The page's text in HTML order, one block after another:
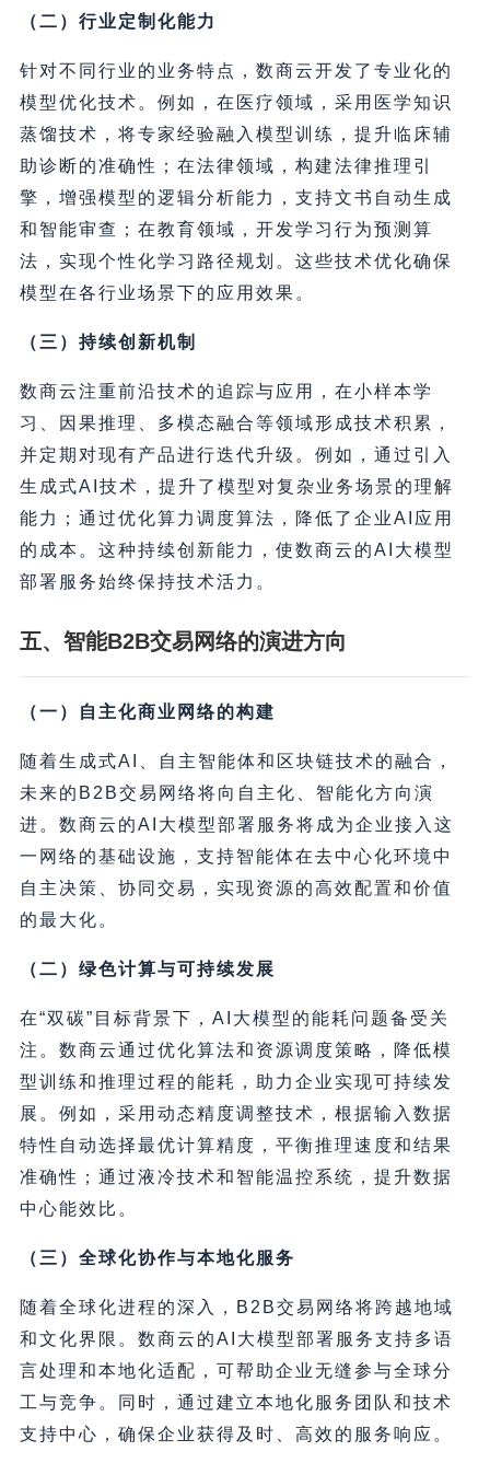
（二）行业定制化能力
针对不同行业的业务特点，数商云开发了专业化的
模型优化技术。例如，在医疗领域，采用医学知识
蒸馏技术，将专家经验融入模型训练，提升临床辅
助诊断的准确性；在法律领域，构建法律推理引
擎，增强模型的逻辑分析能力，支持文书自动生成
和智能审查；在教育领域，开发学习行为预测算
法，实现个性化学习路径规划。这些技术优化确保
模型在各行业场景下的应用效果。
（三）持续创新机制
数商云注重前沿技术的追踪与应用，在小样本学
习、因果推理、多模态融合等领域形成技术积累，
并定期对现有产品进行迭代升级。例如，通过引入
生成式AI技术，提升了模型对复杂业务场景的理解
能力；通过优化算力调度算法，降低了企业AI应用
的成本。这种持续创新能力，使数商云的AI大模型
部署服务始终保持技术活力。
五、智能B2B交易网络的演进方向
（一）自主化商业网络的构建
随着生成式AI、自主智能体和区块链技术的融合，
未来的B2B交易网络将向自主化、智能化方向演
进。数商云的AI大模型部署服务将成为企业接入这
一网络的基础设施，支持智能体在去中心化环境中
自主决策、协同交易，实现资源的高效配置和价值
的最大化。
（二）绿色计算与可持续发展
在“双碳”目标背景下，AI大模型的能耗问题备受关
注。数商云通过优化算法和资源调度策略，降低模
型训练和推理过程的能耗，助力企业实现可持续发
展。例如，采用动态精度调整技术，根据输入数据
特性自动选择最优计算精度，平衡推理速度和结果
准确性；通过液冷技术和智能温控系统，提升数据
中心能效比。
（三）全球化协作与本地化服务
随着全球化进程的深入，B2B交易网络将跨越地域
和文化界限。数商云的AI大模型部署服务支持多语
言处理和本地化适配，可帮助企业无缝参与全球分
工与竞争。同时，通过建立本地化服务团队和技术
支持中心，确保企业获得及时、高效的服务响应。